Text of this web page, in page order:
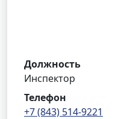
Должность
Инспектор
Телефон
+7 (843) 514-9221